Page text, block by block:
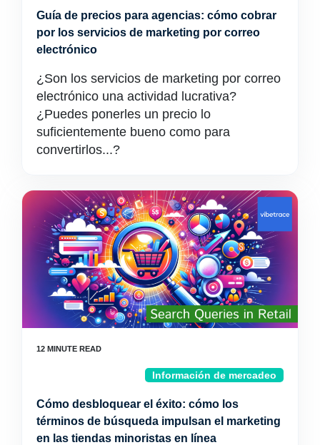
Guía de precios para agencias: cómo cobrar
por los servicios de marketing por correo
electrónico
¿Son los servicios de marketing por correo
electrónico una actividad lucrativa?
¿Puedes ponerles un precio lo
suficientemente bueno como para
convertirlos...?
Información de mercadeo
Cómo desbloquear el éxito: cómo los
términos de búsqueda impulsan el marketing
en las tiendas minoristas en línea